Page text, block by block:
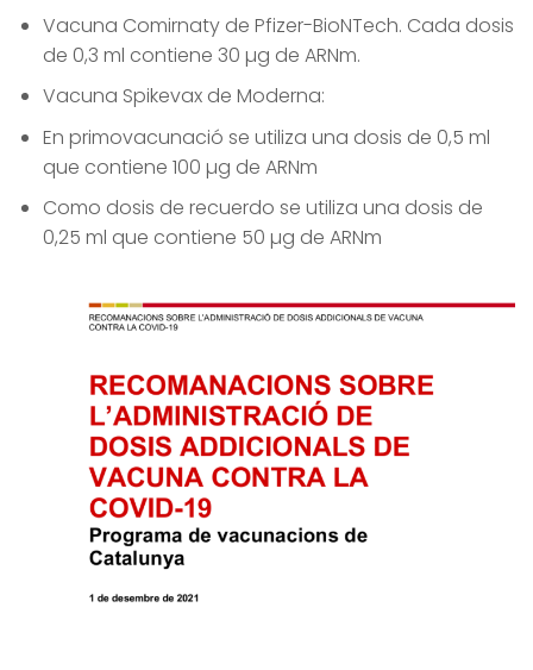
Vacuna Comirnaty de Pfizer-BioNTech. Cada dosis
de 0,3 ml contiene 30 µg de ARNm.
Vacuna Spikevax de Moderna:
En primovacunació se utiliza una dosis de 0,5 ml
que contiene 100 µg de ARNm
Como dosis de recuerdo se utiliza una dosis de
0,25 ml que contiene 50 µg de ARNm